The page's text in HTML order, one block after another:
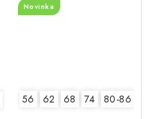
92-98
Novinka
56 62 68 74 80-86